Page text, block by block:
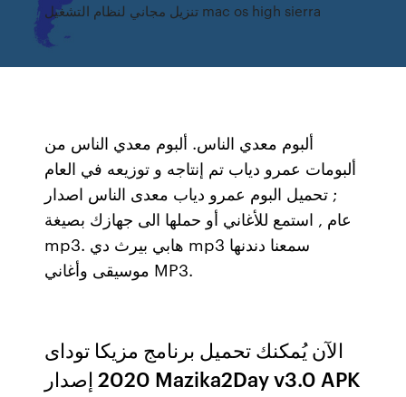
تنزيل مجاني لنظام التشغيل mac os high sierra
ألبوم معدي الناس. ألبوم معدي الناس من
ألبومات عمرو دياب تم إنتاجه و توزيعه في العام
; تحميل البوم عمرو دياب معدى الناس اصدار
عام , استمع للأغاني أو حملها الى جهازك بصيغة
mp3. هابي بيرث دي mp3 سمعنا دندنها
موسيقى وأغاني MP3.
الآن يُمكنك تحميل برنامج مزيكا توداى
2020 إصدار Mazika2Day v3.0 APK